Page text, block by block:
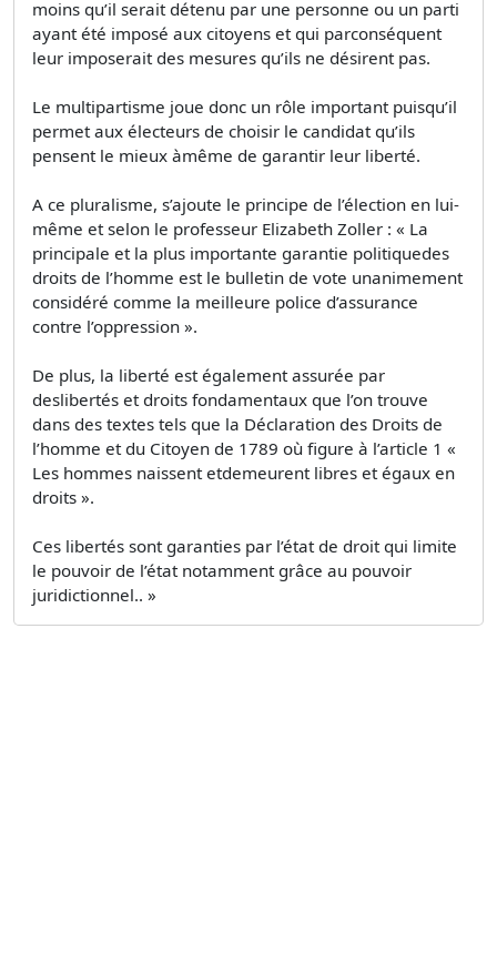
moins qu’il serait détenu par une personne ou un parti
ayant été imposé aux citoyens et qui parconséquent
leur imposerait des mesures qu’ils ne désirent pas.
Le multipartisme joue donc un rôle important puisqu’il
permet aux électeurs de choisir le candidat qu’ils
pensent le mieux àmême de garantir leur liberté.
A ce pluralisme, s’ajoute le principe de l’élection en lui-
même et selon le professeur Elizabeth Zoller : « La
principale et la plus importante garantie politiquedes
droits de l’homme est le bulletin de vote unanimement
considéré comme la meilleure police d’assurance
contre l’oppression ».
De plus, la liberté est également assurée par
deslibertés et droits fondamentaux que l’on trouve
dans des textes tels que la Déclaration des Droits de
l’homme et du Citoyen de 1789 où figure à l’article 1 «
Les hommes naissent etdemeurent libres et égaux en
droits ».
Ces libertés sont garanties par l’état de droit qui limite
le pouvoir de l’état notamment grâce au pouvoir
juridictionnel.. »